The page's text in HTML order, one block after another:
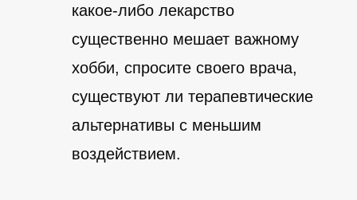
какое-либо лекарство
существенно мешает важному
хобби, спросите своего врача,
существуют ли терапевтические
альтернативы с меньшим
воздействием.